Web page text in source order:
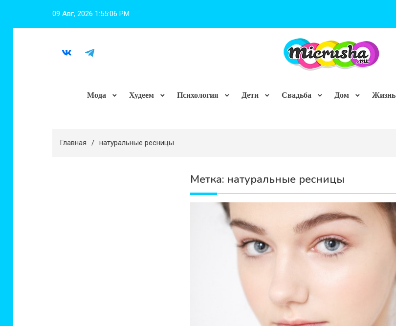
09 Авг, 2026 1:55:06 PM
Мода Худеем Психология Дети Свадьба Дом Жизнь
Главная натуральные ресницы
Метка: натуральные ресницы